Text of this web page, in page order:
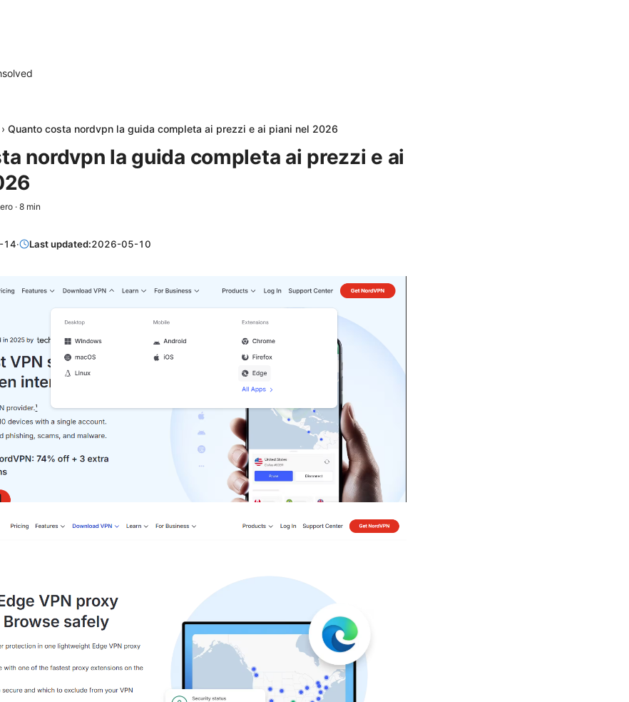
› Quanto costa nordvpn la guida completa ai prezzi e ai piani nel 2026
nordvpn la guida completa ai prezzi e ai
· 8 min
14· Last updated:2026-05-10